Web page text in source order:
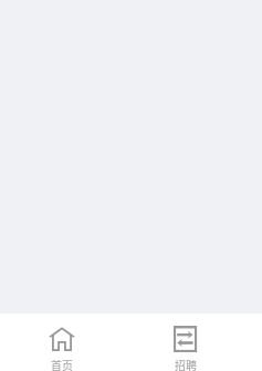
首页 招聘